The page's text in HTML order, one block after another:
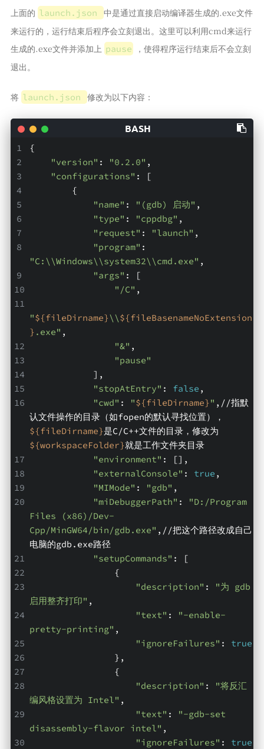
上面的 launch.json
中是通过直接启动编译器生成的.exe文件
来运行的，运行结束后程序会立刻退出。这里可以利用cmd来运行
生成的.exe文件并添加上 pause
，使得程序运行结束后不会立刻
退出。
将 launch.json 修改为以下内容：
{
"version" : "0.2.0" ,
"configurations" : [
        {
"name" : "(gdb) 启动" ,
"type" : "cppdbg" ,
"request" : "launch" ,
"program"
"C:\\Windows\\system32\\cmd.exe" ,
"args" : [
"/C" ,
"${fileDirname}\\${fileBasenameNoExtension
} .exe" ,
"&" ,
"pause"
            ],
"stopAtEntry" : false ,
"cwd" : "${fileDirname} " ,//指默
认文件操作的目录（如fopen的默认寻找位置），
${fileDirname}是C/C++文件的目录，修改为
${workspaceFolder}就是工作文件夹目录
"environment" : [],
"externalConsole" : true ,
"MIMode" : "gdb" ,
"miDebuggerPath" :
"D:/Program
Files (x86)/Dev-
Cpp/MinGW64/bin/gdb.exe" ,//把这个路径改成自己
电脑的gdb.exe路径
"setupCommands" : [
                {
"description" :
"为 gdb
启用整齐打印" ,
"text" :
"-enable-
pretty-printing" ,
"ignoreFailures" : true
                },
                {
"description" :
"将反汇
编风格设置为 Intel" ,
"text" :
"-gdb-set
disassembly-flavor intel" ,
"ignoreFailures" : true